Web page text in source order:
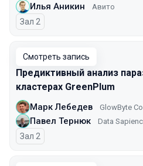
Илья Аникин Авито
Зал 2
Смотреть запись
Предиктивный анализ
кластерах GreenPlum
Марк Лебедев GlowByte
Павел Тернюк Data
Зал 2